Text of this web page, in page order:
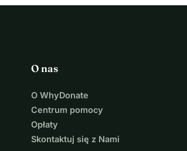
O nas
O WhyDonate
Centrum pomocy
Opłaty
Skontaktuj się z Nami